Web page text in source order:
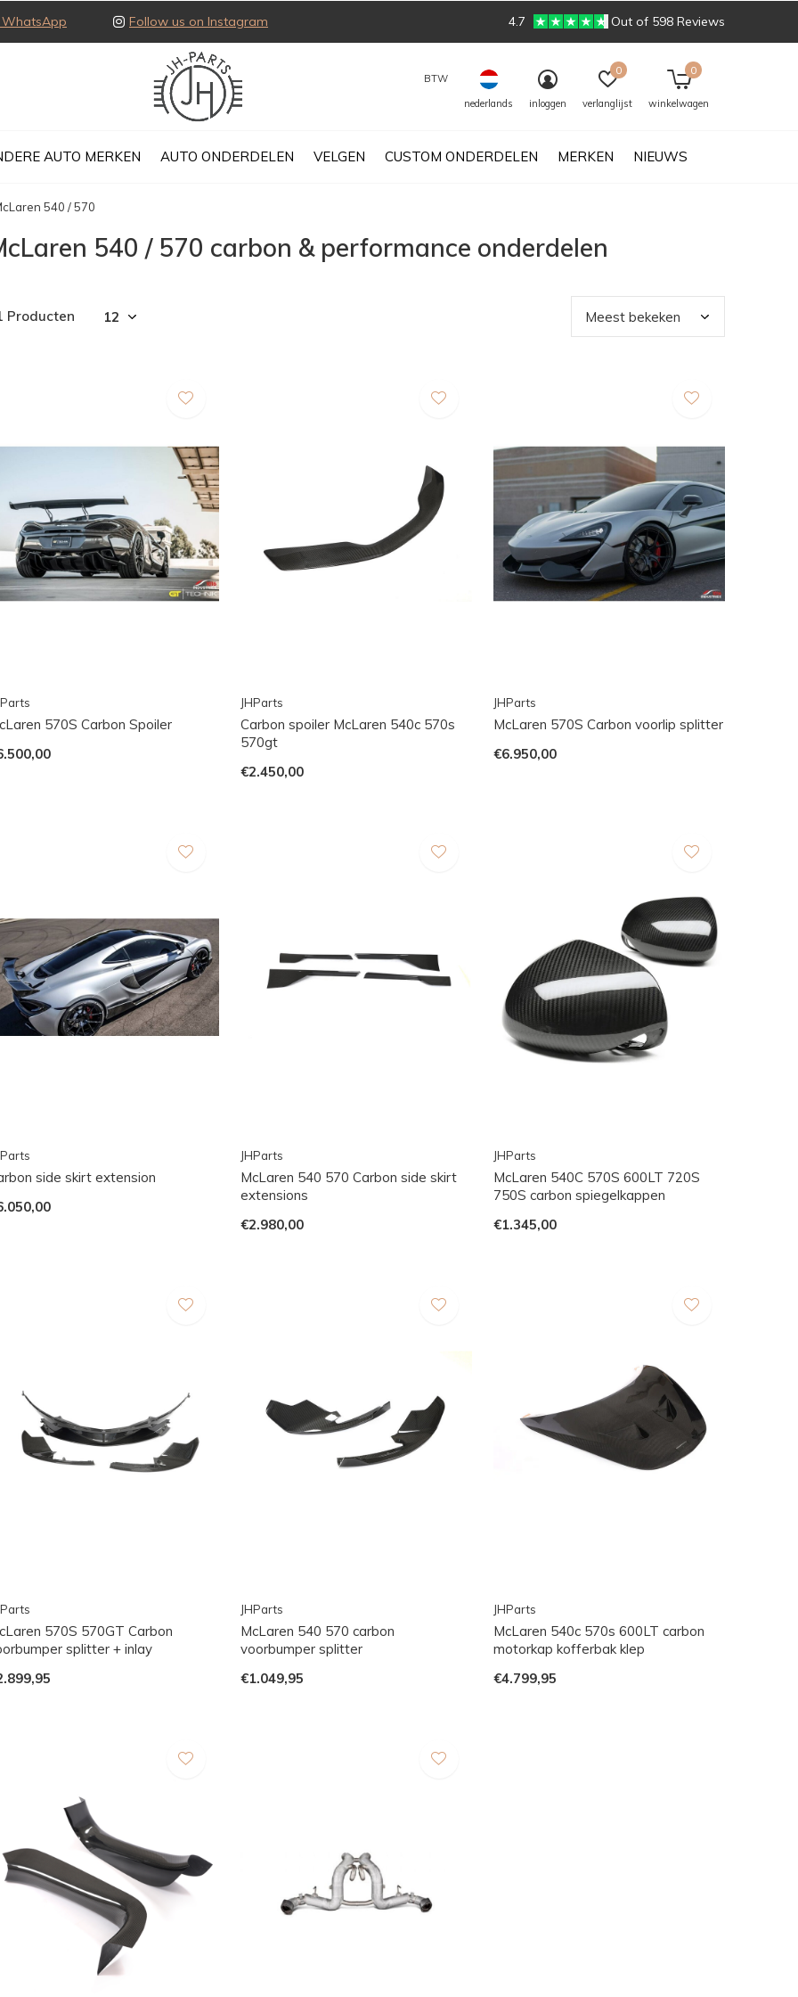
AUTO MERKEN AUTO ONDERDELEN VELGEN CUSTOM ONDERDELEN MERKEN NIEUWS
BTW
nederlands
inloggen verlanglijst
0
winkelwagen
0
Follow us on Instagram 4.7 Out of 598 Reviews
540 / 570
540 / 570 carbon & performance onderdelen
Producten
570S Carbon Spoiler
JHParts
Carbon spoiler McLaren 540c 570s
570gt
€2.450,00
JHParts
McLaren 570S Carbon voorlip splitter
€6.950,00
side skirt extension
JHParts
McLaren 540 570 Carbon side skirt
extensions
€2.980,00
JHParts
McLaren 540C 570S 600LT 720S
750S carbon spiegelkappen
€1.345,00
570S 570GT Carbon
splitter + inlay
JHParts
McLaren 540 570 carbon
voorbumper splitter
€1.049,95
JHParts
McLaren 540c 570s 600LT carbon
motorkap kofferbak klep
€4.799,95